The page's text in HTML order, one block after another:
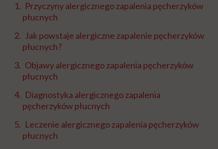
Przyczyny alergicznego zapalenia pęcherzyków
płucnych
Jak powstaje alergiczne zapalenie pęcherzyków
płucnych?
Objawy alergicznego zapalenia pęcherzyków
płucnych
Diagnostyka alergicznego zapalenia
pęcherzyków płucnych
Leczenie alergicznego zapalenia pęcherzyków
płucnych